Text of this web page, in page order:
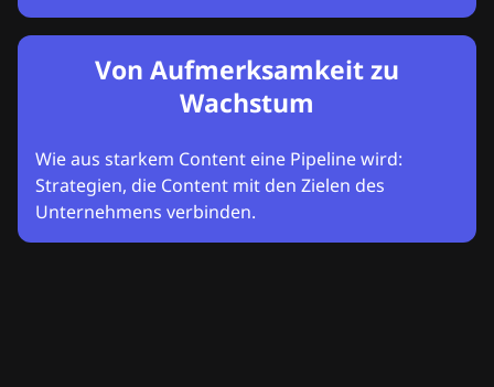
Von Aufmerksamkeit zu
Wachstum
Wie aus starkem Content eine Pipeline wird:
Strategien, die Content mit den Zielen des
Unternehmens verbinden.